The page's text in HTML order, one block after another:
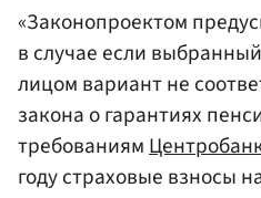
«Законопроектом
в случае если
лицом вариант не
закона о гарантиях
требованиям
году страховые взносы